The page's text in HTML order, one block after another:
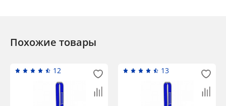
Похожие товары
12 13